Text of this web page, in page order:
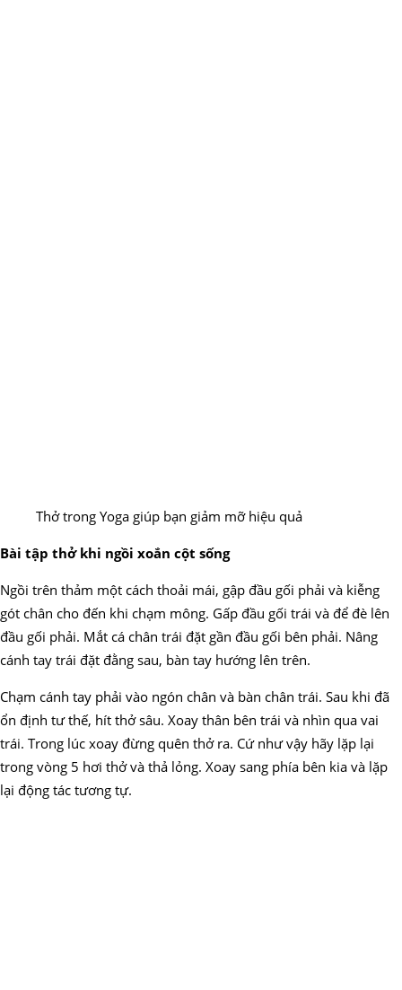
Thở trong Yoga giúp bạn giảm mỡ hiệu quả
Bài tập thở khi ngồi xoắn cột sống
Ngồi trên thảm một cách thoải mái, gập đầu gối phải và kiễng
gót chân cho đến khi chạm mông. Gấp đầu gối trái và để đè lên
đầu gối phải. Mắt cá chân trái đặt gần đầu gối bên phải. Nâng
cánh tay trái đặt đằng sau, bàn tay hướng lên trên.
Chạm cánh tay phải vào ngón chân và bàn chân trái. Sau khi đã
ổn định tư thế, hít thở sâu. Xoay thân bên trái và nhìn qua vai
trái. Trong lúc xoay đừng quên thở ra. Cứ như vậy hãy lặp lại
trong vòng 5 hơi thở và thả lỏng. Xoay sang phía bên kia và lặp
lại động tác tương tự.